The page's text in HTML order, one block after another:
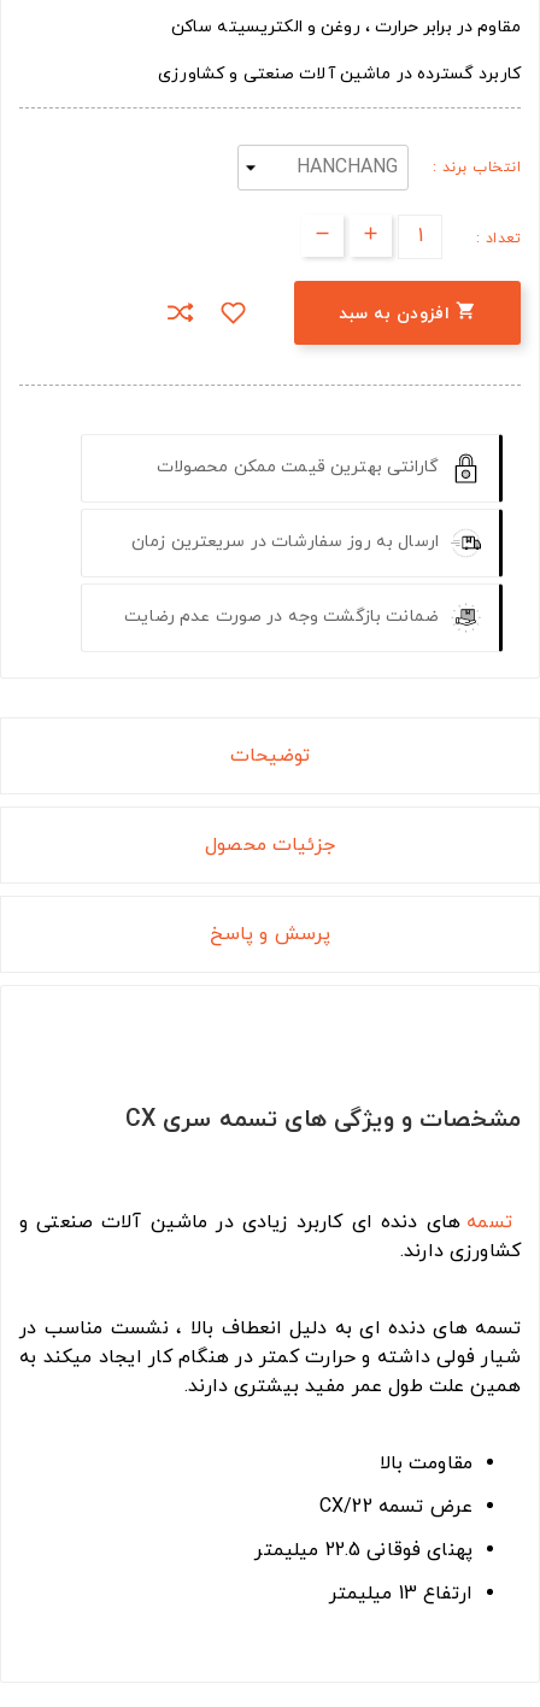
مقاوم در برابر حرارت ، روغن و الکتریسیته ساکن
کاربرد گسترده در ماشین آلات صنعتی و کشاورزی
انتخاب برند :
تعداد :
 افزودن به سبد
گارانتی بهترین قیمت ممکن محصولات
ارسال به روز سفارشات در سریعترین زمان
ضمانت بازگشت وجه در صورت عدم رضایت
توضیحات
جزئیات محصول
پرسش و پاسخ
مشخصات و ویژگی های تسمه سری CX
تسمه های دنده ای کاربرد زیادی در ماشین آلات صنعتی و
کشاورزی دارند.
تسمه های دنده ای به دلیل انعطاف بالا ، نشست مناسب در
شیار فولی داشته و حرارت کمتر در هنگام کار ایجاد میکند به
همین علت طول عمر مفید بیشتری دارند.
مقاومت بالا
عرض تسمه CX/22
پهنای فوقانی 22.5 میلیمتر
ارتفاع 13 میلیمتر